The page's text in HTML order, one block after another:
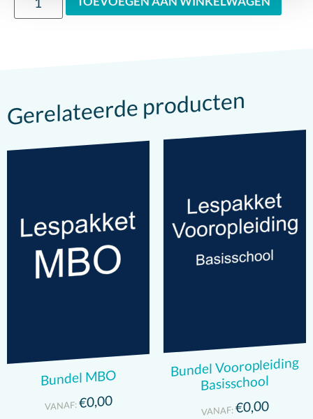
Gerelateerde producten
Bundel MBO
VANAF:€0,00
Bundel Vooropleiding
Basisschool
VANAF:€0,00